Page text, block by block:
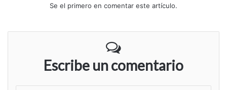
Se el primero en comentar este artículo.
Escribe un comentario